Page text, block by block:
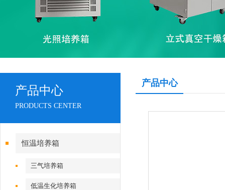
产品中心
PRODUCTS CENTER
恒温培养箱
三气培养箱
低温生化培养箱
产品中心